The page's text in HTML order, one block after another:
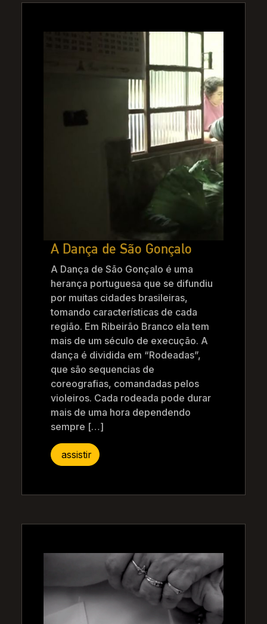
A Dança de São Gonçalo
A Dança de São Gonçalo é uma
herança portuguesa que se difundiu
por muitas cidades brasileiras,
tomando características de cada
região. Em Ribeirão Branco ela tem
mais de um século de execução. A
dança é dividida em “Rodeadas”,
que são sequencias de
coreografias, comandadas pelos
violeiros. Cada rodeada pode durar
mais de uma hora dependendo
sempre […]
assistir